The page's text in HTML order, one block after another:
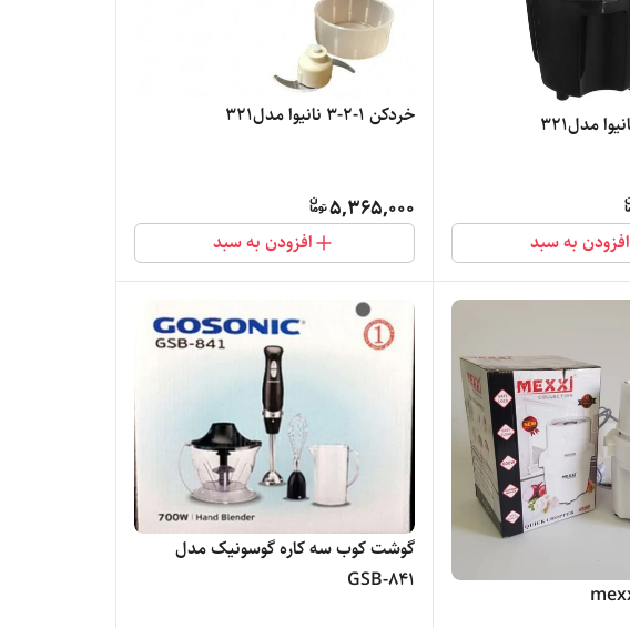
افزودن به سبد
خردکن ۱-۲-۳ نانیوا مدل321
5,365,000
افزودن به سبد
گوشت کوب سه کاره گوسونیک مدل
GSB-841